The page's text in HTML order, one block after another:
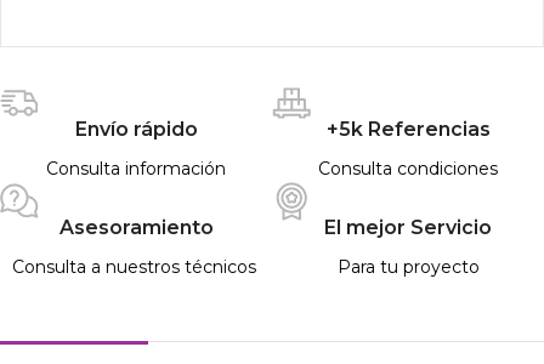
Envío rápido
Consulta información
+5k Referencias
Consulta condiciones
Asesoramiento
Consulta a nuestros técnicos
El mejor Servicio
Para tu proyecto